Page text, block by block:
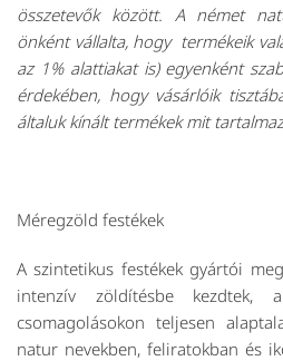
összetevők között. A német
önként vállalta, hogy termékeik
az 1% alattiakat is) egyenként
érdekében, hogy vásárlóik
általuk kínált termékek mit
Méregzöld festékek
A szintetikus festékek gyártói
intenzív zöldítésbe kezdtek,
csomagolásokon teljesen
natur nevekben, feliratokban és